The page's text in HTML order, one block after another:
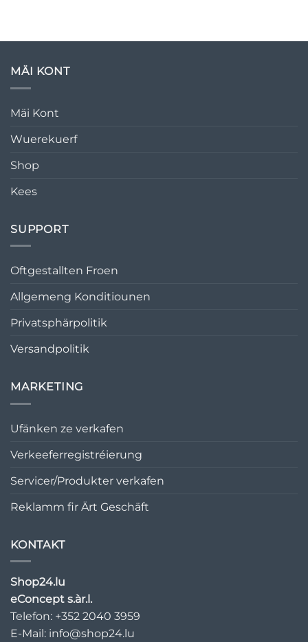
MÄI KONT
Mäi Kont
Wuerekuerf
Shop
Kees
SUPPORT
Oftgestallten Froen
Allgemeng Konditiounen
Privatsphärpolitik
Versandpolitik
MARKETING
Ufänken ze verkafen
Verkeeferregistréierung
Servicer/Produkter verkafen
Reklamm fir Ärt Geschäft
KONTAKT
Shop24.lu
eConcept s.àr.l.
Telefon: +352 2040 3959
E-Mail: info@shop24.lu